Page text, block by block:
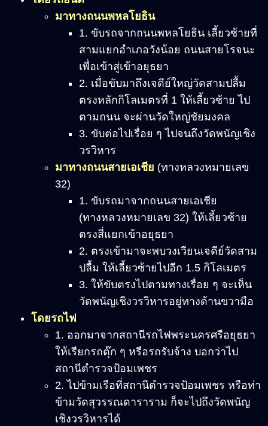
มาทางถนนพหลโยธิน
1. ขับรถจากถนนพหลโยธิน เลี้ยวซ้ายที่
สามแยกอำเภอวังน้อย ถนนสายโรจนะ
เพื่อเข้าสู่เข้าอยุธยา
2. เมื่อขับมาถึงเจดีย์ใหญ่วัดสามปลื้ม
ตรงหลักกิโลเมตรที่ 1 ให้เลี้ยวซ้าย ไป
ตามถนน จะผ่านวัดใหญ่ชัยมงคล
3. ขับต่อไปเรื่อย ๆ ไปจนถึงวัดพนัญเชิง
วรวิหาร
มาทางถนนสายเอเชีย (ทางหลวงหมายเลข
32)
1. ขับรถมาจากถนนสายเอเชีย
(ทางหลวงหมายเลข 32) ให้เลี้ยวซ้าย
ตรงสี่แยกเข้าอยุธยา
2. ตรงเข้ามาจะพบวงเวียนเจดีย์วัดสาม
ปลื้ม ให้เลี้ยวซ้ายไปอีก 1.5 กิโลเมตร
3. ให้ขับตรงไปตามทางเรื่อย ๆ จะเห็น
วัดพนัญเชิงวรวิหารอยู่ทางด้านขวามือ
โดยรถไฟ
1. ออกมาจากสถานีรถไฟพระนครศรีอยุธยา
ให้เรียกรถตุ๊ก ๆ หรือรถรับจ้าง บอกว่าไป
สถานีตำรวจป้อมเพชร
2. ไปข้ามเรือที่สถานีตำรวจป้อมเพชร หรือท่า
ข้ามวัดสุวรรณดาราราม ก็จะไปถึงวัดพนัญ
เชิงวรวิหารได้